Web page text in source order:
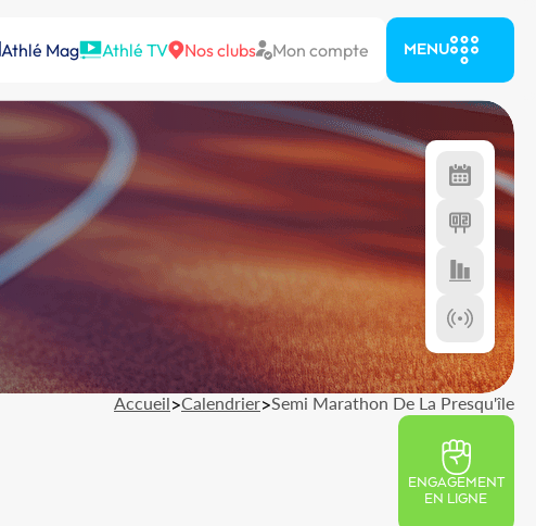
Athlé Mag Athlé TV Nos clubs Mon compte MENU
Accueil>Calendrier>Semi Marathon De La Presqu'île
ENGAGEMENT
EN LIGNE